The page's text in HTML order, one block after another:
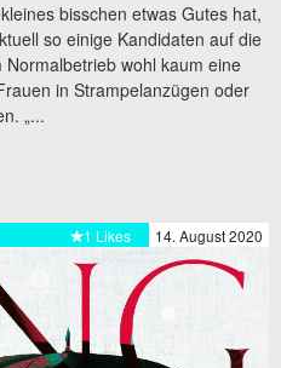
bisschen etwas Gutes hat,
so einige Kandidaten auf die
wohl kaum eine
in Strampelanzügen oder
„...
14. August 2020
1 Likes